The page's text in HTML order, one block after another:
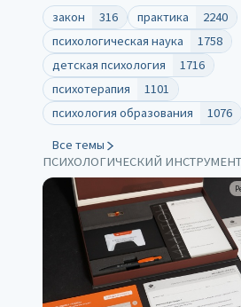
закон 316 практика
2240
психологическая наука
1758
детская психология
1716
психотерапия
1101
психология образования
1076
Все темы
ПСИХОЛОГИЧЕСКИЙ